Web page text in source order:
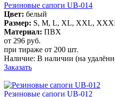
Резиновые сапоги UB-014
Цвет: белый
Размер: S, M, L, XL, XXL,
Материал: ПВХ
от 296 руб.
при тираже от 200 шт.
Наличие: В наличии (на
Заказать
Резиновые сапоги UB-012